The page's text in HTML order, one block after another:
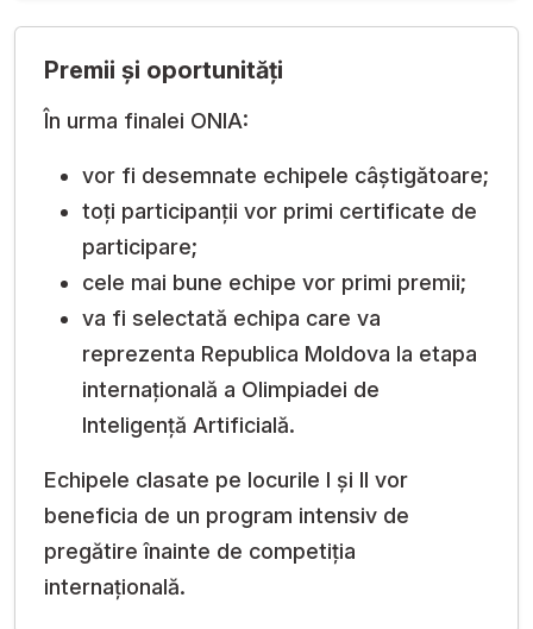
Premii și oportunități
În urma finalei ONIA:
vor fi desemnate echipele câștigătoare;
toți participanții vor primi certificate de
participare;
cele mai bune echipe vor primi premii;
va fi selectată echipa care va
reprezenta Republica Moldova la etapa
internațională a Olimpiadei de
Inteligență Artificială.
Echipele clasate pe locurile I și II vor
beneficia de un program intensiv de
pregătire înainte de competiția
internațională.